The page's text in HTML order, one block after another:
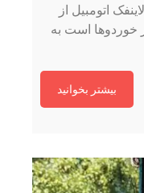
اتومبیل از
خوردوها است به
بیشتر بخوانید